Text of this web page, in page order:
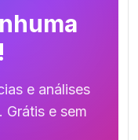
e análises
Grátis e sem